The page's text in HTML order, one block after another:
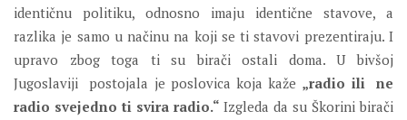
identičnu politiku, odnosno imaju identične stavove, a
razlika je samo u načinu na koji se ti stavovi prezentiraju. I
upravo zbog toga ti su birači ostali doma. U bivšoj
Jugoslaviji postojala je poslovica koja kaže „radio ili ne
radio svejedno ti svira radio.“ Izgleda da su Škorini birači